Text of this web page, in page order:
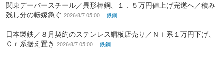
関東デーバースチール／異形棒鋼、１．５万円値上げ完遂へ／積み
残し分の転嫁急ぐ 2026/8/7 05:00 鉄鋼
日本製鉄／８月契約のステンレス鋼板店売り／Ｎｉ系１万円下げ、
Ｃｒ系据え置き 2026/8/7 05:00 鉄鋼